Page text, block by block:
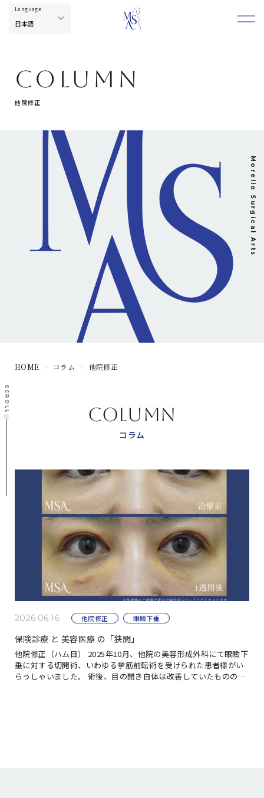
SCROLL
Morello Surgical Arts
COLUMN
他院修正
HOME > コラム > 他院修正
COLUMN
コラム
2026.06.16 他院修正 眼瞼下垂
保険診療 と 美容医療 の「狭間」
他院修正（ハム目） 2025年10月、他院の美容形成外科にて眼瞼下
垂に対する切開術、いわゆる挙筋前転術を受けられた患者様がい
らっしゃいました。 術後、目の開き自体は改善していたものの、